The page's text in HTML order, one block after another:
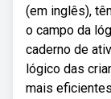
(em inglês),
o campo da
caderno de
lógico das
mais